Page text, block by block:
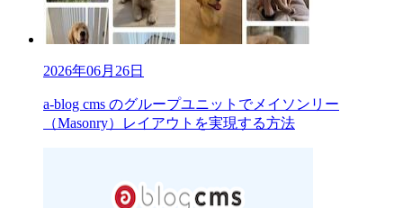
2026年06月26日
a-blog cms のグループユニットでメイソンリー
（Masonry）レイアウトを実現する方法